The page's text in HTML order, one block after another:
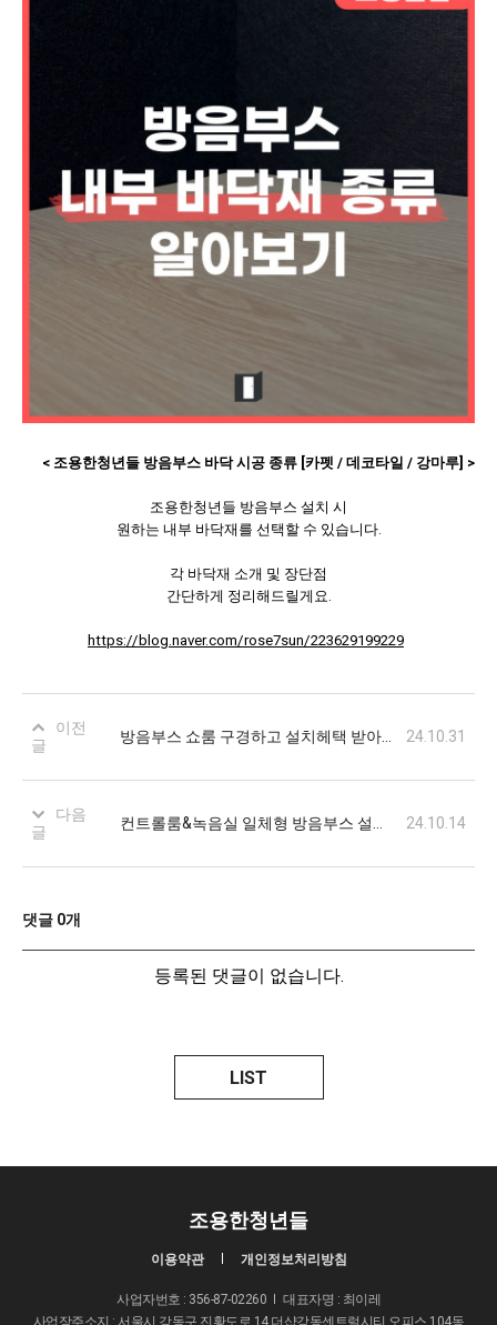
< 조용한청년들 방음부스 바닥 시공 종류 [카펫 / 데코타일 / 강마루] >
조용한청년들 방음부스 설치 시
원하는 내부 바닥재를 선택할 수 있습니다.
각 바닥재 소개 및 장단점
간단하게 정리해드릴게요.
https://blog.naver.com/rose7sun/223629199229
이전
글
24.10.31
다음
글
24.10.14
댓글 0개
등록된 댓글이 없습니다.
LIST
조용한청년들
이용약관 개인정보처리방침
사업자번호 : 356-87-02260
대표자명 : 최이레
사업장주소지 : 서울시 강동구 진황도로 14 더샵강동센트럴시티 오피스 104동